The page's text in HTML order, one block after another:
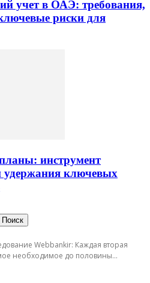
учет в ОАЭ: требования,
риски для
инструмент
удержания ключевых
Webbankir: Каждая вторая
необходимое до половины...